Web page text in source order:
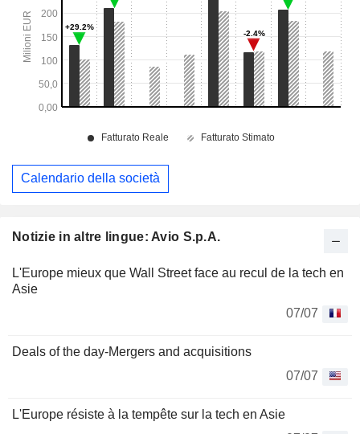
Notizie in altre lingue: Avio S.p.A.
L'Europe mieux que Wall Street face au recul de la tech en
Asie
07/07
Deals of the day-Mergers and acquisitions
07/07
L'Europe résiste à la tempête sur la tech en Asie
Calendario della società